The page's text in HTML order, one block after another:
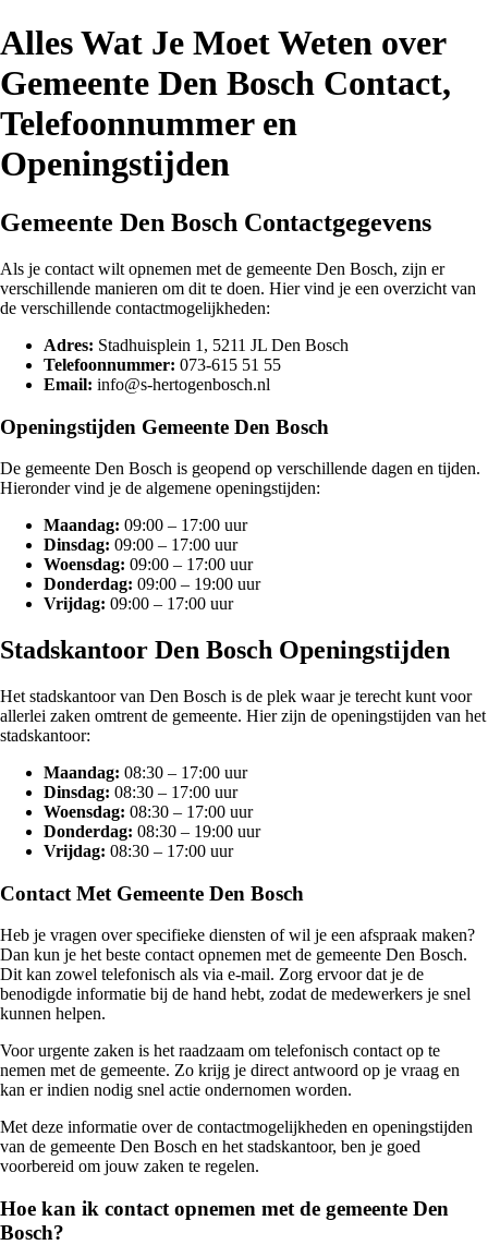
Alles Wat Je Moet Weten over
Gemeente Den Bosch Contact,
Telefoonnummer en
Openingstijden
Gemeente Den Bosch Contactgegevens
Als je contact wilt opnemen met de gemeente Den Bosch, zijn er
verschillende manieren om dit te doen. Hier vind je een overzicht van
de verschillende contactmogelijkheden:
Adres: Stadhuisplein 1, 5211 JL Den Bosch
Telefoonnummer: 073-615 51 55
Email: info@s-hertogenbosch.nl
Openingstijden Gemeente Den Bosch
De gemeente Den Bosch is geopend op verschillende dagen en tijden.
Hieronder vind je de algemene openingstijden:
Maandag: 09:00 – 17:00 uur
Dinsdag: 09:00 – 17:00 uur
Woensdag: 09:00 – 17:00 uur
Donderdag: 09:00 – 19:00 uur
Vrijdag: 09:00 – 17:00 uur
Stadskantoor Den Bosch Openingstijden
Het stadskantoor van Den Bosch is de plek waar je terecht kunt voor
allerlei zaken omtrent de gemeente. Hier zijn de openingstijden van het
stadskantoor:
Maandag: 08:30 – 17:00 uur
Dinsdag: 08:30 – 17:00 uur
Woensdag: 08:30 – 17:00 uur
Donderdag: 08:30 – 19:00 uur
Vrijdag: 08:30 – 17:00 uur
Contact Met Gemeente Den Bosch
Heb je vragen over specifieke diensten of wil je een afspraak maken?
Dan kun je het beste contact opnemen met de gemeente Den Bosch.
Dit kan zowel telefonisch als via e-mail. Zorg ervoor dat je de
benodigde informatie bij de hand hebt, zodat de medewerkers je snel
kunnen helpen.
Voor urgente zaken is het raadzaam om telefonisch contact op te
nemen met de gemeente. Zo krijg je direct antwoord op je vraag en
kan er indien nodig snel actie ondernomen worden.
Met deze informatie over de contactmogelijkheden en openingstijden
van de gemeente Den Bosch en het stadskantoor, ben je goed
voorbereid om jouw zaken te regelen.
Hoe kan ik contact opnemen met de gemeente Den
Bosch?